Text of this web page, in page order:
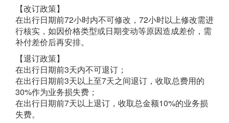
【改订政策】
在出行日期前72小时内不可修改，72小时以上修改需进
行核实，如因价格类型或日期变动等原因造成差价，需
补付差价后再安排。
【退订政策】
在出行日期前3天内不可退订；
在出行日期前3天以上至7天之间退订，收取总费用的
30%作为业务损失费；
在出行日期前7天以上退订，收取总金额10%的业务损
失费。